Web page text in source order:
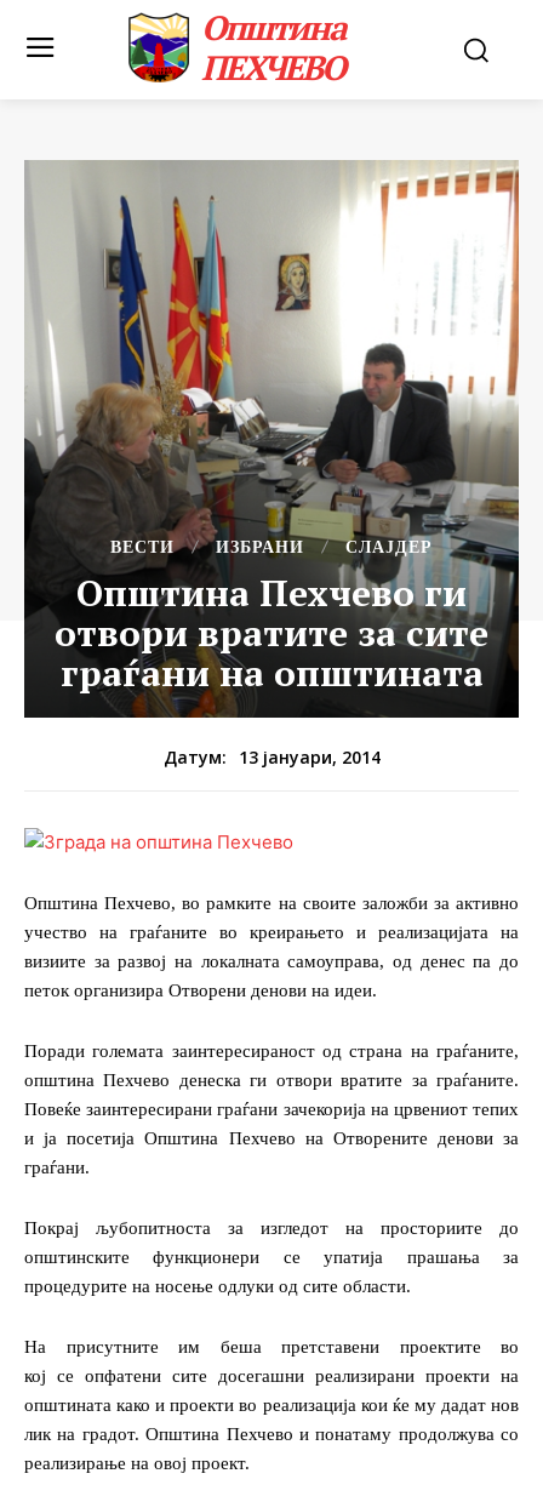
Општина
ПЕХЧЕВО
ВЕСТИ ИЗБРАНИ СЛАЈДЕР
Општина Пехчево ги
отвори вратите за сите
граѓани на општината
Датум: 13 јануари, 2014
Општина Пехчево, во рамките на своите заложби за активно
учество на граѓаните во креирањето и реализацијата на
визиите за развој на локалната самоуправа, од денес па до
петок организира Отворени денови на идеи.
Поради големата заинтересираност од страна на граѓаните,
општина Пехчево денеска ги отвори вратите за граѓаните.
Повеќе заинтересирани граѓани зачекорија на црвениот тепих
и ја посетија Општина Пехчево на Отворените денови за
граѓани.
Покрај љубопитноста за изгледот на просториите до
општинските функционери се упатија прашања за
процедурите на носење одлуки од сите области.
На присутните им беша претставени проектите во
кој се опфатени сите досегашни реализирани проекти на
општината како и проекти во реализација кои ќе му дадат нов
лик на градот. Општина Пехчево и понатаму продолжува со
реализирање на овој проект.